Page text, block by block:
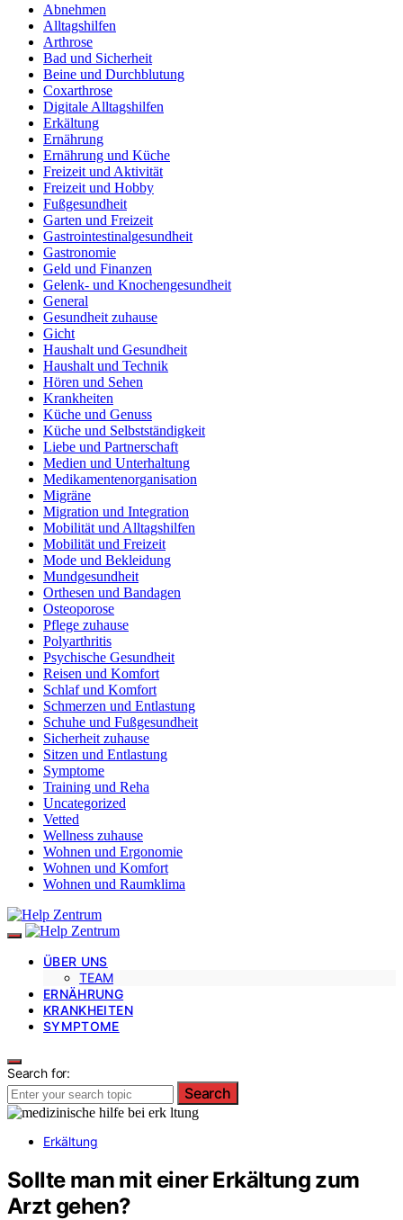
Abnehmen
Alltagshilfen
Arthrose
Bad und Sicherheit
Beine und Durchblutung
Coxarthrose
Digitale Alltagshilfen
Erkältung
Ernährung
Ernährung und Küche
Freizeit und Aktivität
Freizeit und Hobby
Fußgesundheit
Garten und Freizeit
Gastrointestinalgesundheit
Gastronomie
Geld und Finanzen
Gelenk- und Knochengesundheit
General
Gesundheit zuhause
Gicht
Haushalt und Gesundheit
Haushalt und Technik
Hören und Sehen
Krankheiten
Küche und Genuss
Küche und Selbstständigkeit
Liebe und Partnerschaft
Medien und Unterhaltung
Medikamentenorganisation
Migräne
Migration und Integration
Mobilität und Alltagshilfen
Mobilität und Freizeit
Mode und Bekleidung
Mundgesundheit
Orthesen und Bandagen
Osteoporose
Pflege zuhause
Polyarthritis
Psychische Gesundheit
Reisen und Komfort
Schlaf und Komfort
Schmerzen und Entlastung
Schuhe und Fußgesundheit
Sicherheit zuhause
Sitzen und Entlastung
Symptome
Training und Reha
Uncategorized
Vetted
Wellness zuhause
Wohnen und Ergonomie
Wohnen und Komfort
Wohnen und Raumklima
ÜBER UNS
TEAM
ERNÄHRUNG
KRANKHEITEN
SYMPTOME
Search for:
Search
Erkältung
Sollte man mit einer Erkältung zum
Arzt gehen?